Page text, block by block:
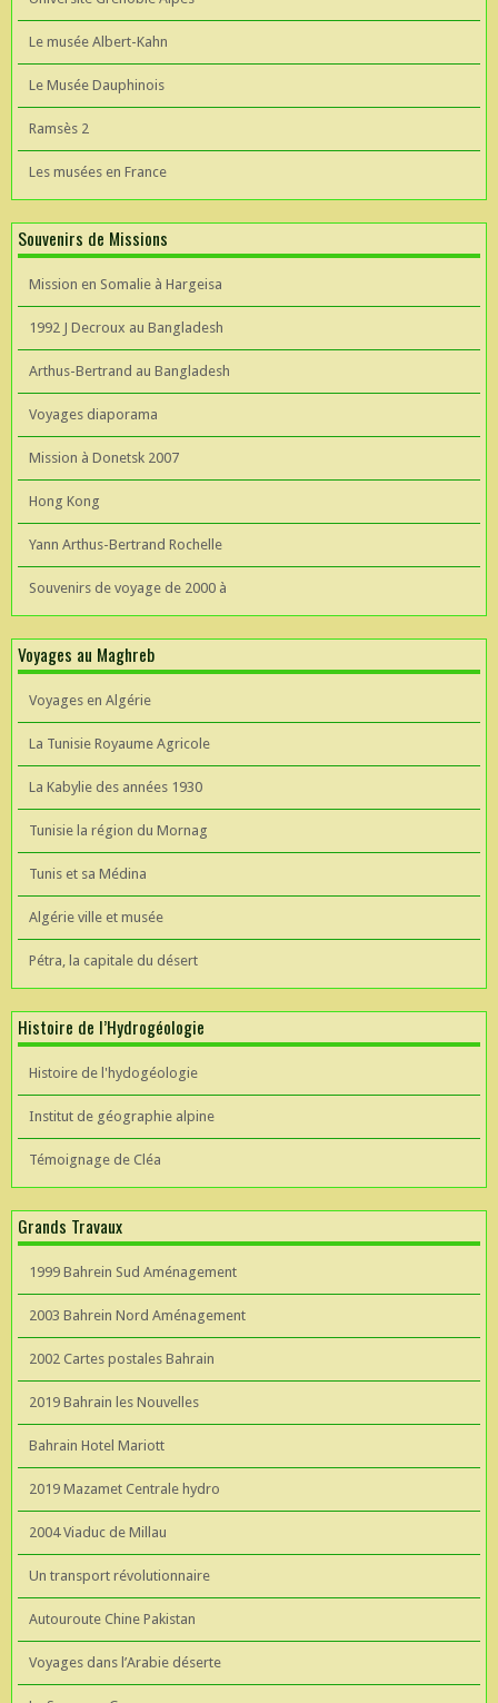
Le musée Albert-Kahn
Le Musée Dauphinois
Ramsès 2
Les musées en France
Souvenirs de Missions
Mission en Somalie à Hargeisa
1992 J Decroux au Bangladesh
Arthus-Bertrand au Bangladesh
Voyages diaporama
Mission à Donetsk 2007
Hong Kong
Yann Arthus-Bertrand Rochelle
Souvenirs de voyage de 2000 à
Voyages au Maghreb
Voyages en Algérie
La Tunisie Royaume Agricole
La Kabylie des années 1930
Tunisie la région du Mornag
Tunis et sa Médina
Algérie ville et musée
Pétra, la capitale du désert
Histoire de l’Hydrogéologie
Histoire de l'hydogéologie
Institut de géographie alpine
Témoignage de Cléa
Grands Travaux
1999 Bahrein Sud Aménagement
2003 Bahrein Nord Aménagement
2002 Cartes postales Bahrain
2019 Bahrain les Nouvelles
Bahrain Hotel Mariott
2019 Mazamet Centrale hydro
2004 Viaduc de Millau
Un transport révolutionnaire
Autouroute Chine Pakistan
Voyages dans l’Arabie déserte